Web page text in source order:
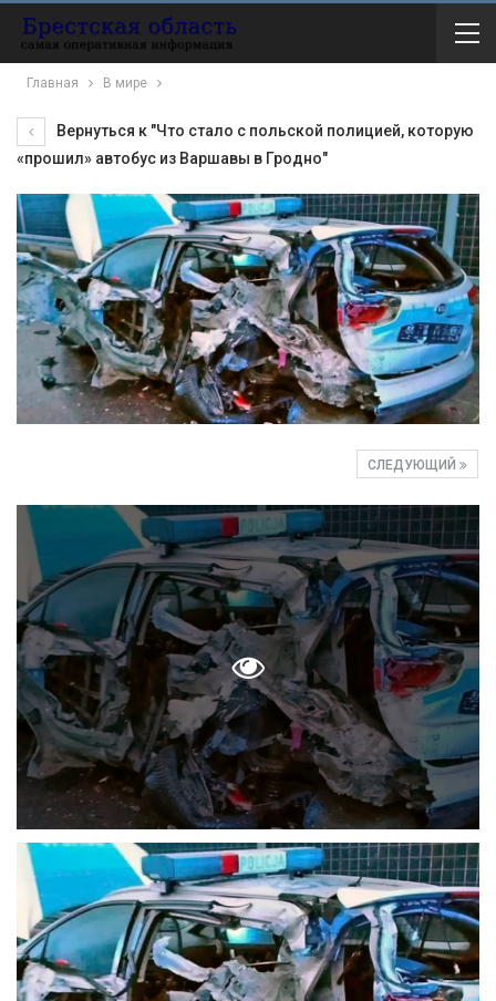
Главная В мире
Вернуться к "Что стало с польской полицией, которую
«прошил» автобус из Варшавы в Гродно"
СЛЕДУЮЩИЙ